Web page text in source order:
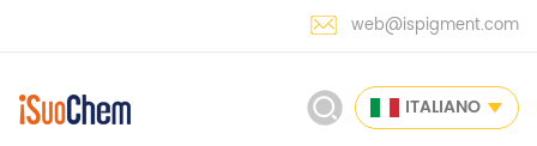
web@ispigment.com
ITALIANO